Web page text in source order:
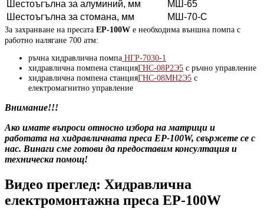
Шестоъгълна за алуминий, мм
МШ-65
Шестоъгълна за стомана, мм
МШ-70-С
За захранване на пресата EP-100W е необходима външна помпа с
работно налягане 700 атм:
ръчна хидравлична помпа НГР-7030-1
хидравлична помпена станцияГНС-08Р2Э5 с ръчно управление
хидравлична помпена станцияГНС-08МН2Э5 с
електромагнитно управление
Внимание!!!
Ако имате въпроси относно избора на матрици и
работата на хидравличната преса EP-100W, свържете се с
нас. Винаги сме готови да предоставим консултация и
техническа помощ!
Видео преглед: Хидравлична
електромонтажна преса EP-100W